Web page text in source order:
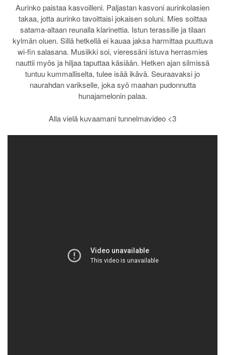
Aurinko paistaa kasvoilleni. Paljastan kasvoni aurinkolasien
takaa, jotta aurinko tavoittaisi jokaisen soluni. Mies soittaa
satama-altaan reunalla klarinettia. Istun terassille ja tilaan
kylmän oluen. Sillä hetkellä ei kauaa jaksa harmittaa puuttuva
wi-fin salasana. Musiikki soi, vieressäni istuva herrasmies
nauttii myös ja hiljaa taputtaa käsiään. Hetken ajan silmissä
tuntuu kummalliselta, tulee isää ikävä. Seuraavaksi jo
naurahdan varikselle, joka syö maahan pudonnutta
hunajamelonin palaa.
Alla vielä kuvaamani tunnelmavideo <3